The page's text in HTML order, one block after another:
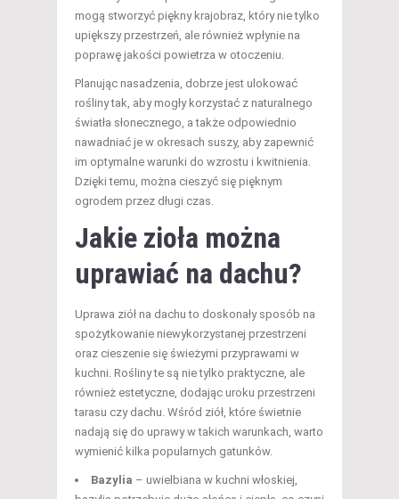
mogą stworzyć piękny krajobraz, który nie tylko
upiększy przestrzeń, ale również wpłynie na
poprawę jakości powietrza w otoczeniu.
Planując nasadzenia, dobrze jest ulokować
rośliny tak, aby mogły korzystać z naturalnego
światła słonecznego, a także odpowiednio
nawadniać je w okresach suszy, aby zapewnić
im optymalne warunki do wzrostu i kwitnienia.
Dzięki temu, można cieszyć się pięknym
ogrodem przez długi czas.
Jakie zioła można
uprawiać na dachu?
Uprawa ziół na dachu to doskonały sposób na
spożytkowanie niewykorzystanej przestrzeni
oraz cieszenie się świeżymi przyprawami w
kuchni. Rośliny te są nie tylko praktyczne, ale
również estetyczne, dodając uroku przestrzeni
tarasu czy dachu. Wśród ziół, które świetnie
nadają się do uprawy w takich warunkach, warto
wymienić kilka popularnych gatunków.
Bazylia – uwielbiana w kuchni włoskiej,